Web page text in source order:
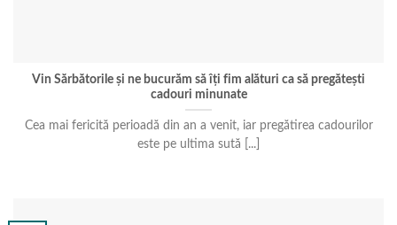
Vin Sărbătorile și ne bucurăm să îți fim alături ca să pregătești
cadouri minunate
Cea mai fericită perioadă din an a venit, iar pregătirea cadourilor
este pe ultima sută [...]